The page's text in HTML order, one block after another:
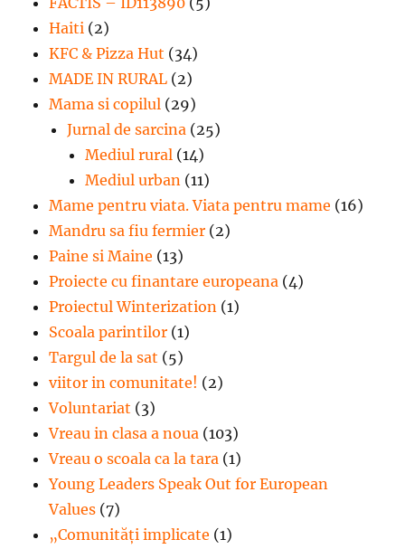
Haiti (2)
KFC & Pizza Hut (34)
MADE IN RURAL (2)
Mama si copilul (29)
Jurnal de sarcina (25)
Mediul rural (14)
Mediul urban (11)
Mame pentru viata. Viata pentru mame (16)
Mandru sa fiu fermier (2)
Paine si Maine (13)
Proiecte cu finantare europeana (4)
Proiectul Winterization (1)
Scoala parintilor (1)
Targul de la sat (5)
viitor in comunitate! (2)
Voluntariat (3)
Vreau in clasa a noua (103)
Vreau o scoala ca la tara (1)
Young Leaders Speak Out for European
Values (7)
„Comunități implicate (1)